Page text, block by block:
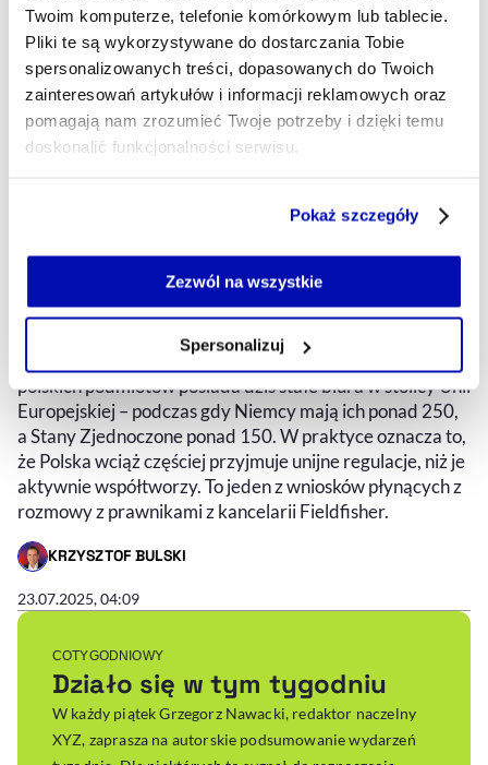
Twoim komputerze, telefonie komórkowym lub tablecie.
Pliki te są wykorzystywane do dostarczania Tobie
spersonalizowanych treści, dopasowanych do Twoich
zainteresowań artykułów i informacji reklamowych oraz
pomagają nam zrozumieć Twoje potrzeby i dzięki temu
doskonalić funkcjonalności serwisu.
Jeżeli nie wyrażasz zgody na zapisywanie plików cookie,
możesz łatwo zarządzać swoimi uprawnieniami, np. we
własnej przeglądarce internetowej lub po wybraniu opcji
naszejPolityce Prywatności.
Pokaż szczegóły
Zezwól na wszystkie
Spersonalizuj
Prawo europejskie to nasz wspólny
używać [WYWIAD]
Choć coraz więcej kluczowych decyzji dla prowadzenia
biznesu w Polsce zapada w Brukseli, polskie firmy wciąż
zbyt rzadko zasiadają przy europejskim stole. Tylko 13
polskich podmiotów posiada dziś stałe biura w stolicy Unii
Europejskiej – podczas gdy Niemcy mają ich ponad 250,
a Stany Zjednoczone ponad 150. W praktyce oznacza to,
że Polska wciąż częściej przyjmuje unijne regulacje, niż je
aktywnie współtworzy. To jeden z wniosków płynących z
rozmowy z prawnikami z kancelarii Fieldfisher.
KRZYSZTOF BULSKI
- AUTOR ARTYKUŁU - PROFIL
23.07.2025, 04:09